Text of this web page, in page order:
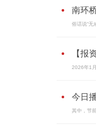
南环
俗话说“无
【报
2026年1
今日
其中，节